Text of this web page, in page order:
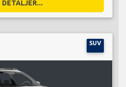
DETALJER...
SUV